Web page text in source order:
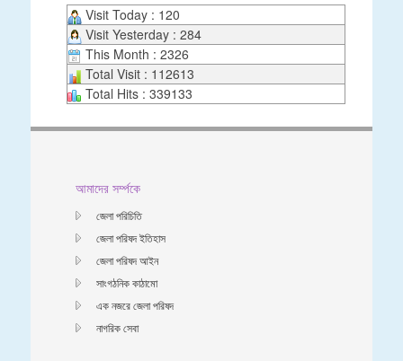
Visit Today : 120
Visit Yesterday : 284
This Month : 2326
Total Visit : 112613
Total Hits : 339133
আমাদের সর্ম্পকে
জেলা পরিচিতি
জেলা পরিষদ ইতিহাস
জেলা পরিষদ আইন
সাংগঠনিক কাঠামো
এক নজরে জেলা পরিষদ
নাগরিক সেবা